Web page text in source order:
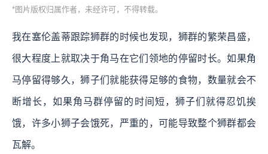
*图片版权归属作者，未经许可，不得转载。
我在塞伦盖蒂跟踪狮群的时候也发现，狮群的繁荣昌盛，
很大程度上就取决于角马在它们领地的停留时长。如果角
马停留得够久，狮子们就能获得足够的食物，数量就会不
断增长，如果角马群停留的时间短，狮子们就得忍饥挨
饿，许多小狮子会饿死，严重的，可能导致整个狮群都会
瓦解。